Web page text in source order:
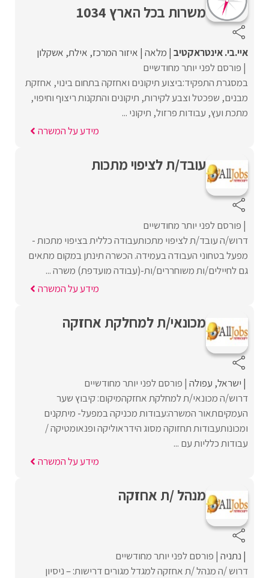
משרות בכל הארץ 1034
איי.בי. אינטראקטיב מלאה איזור המרכז אילת אשקלון
פורסם לפני יותר מחודשיים
במסגרת התפקיד:ביצוע תיקונים ואחזקה בתחום בינוי, אחזקת
מבנים, שפכטל וצבע לקירות, תיקונים והתקנות ריצוף וחיפוי,
מתכת ועץ, עבודות פרזול, תיקוני ...
מידע על המשרה
עובד/ת לציפוי מתכות
פורסם לפני יותר מחודשיים
דרוש/ה עובד/ת לציפוי מתכותעבודה כללית בציפוי מתכות -
מפעל בטחוני העבודה בעמידה. הכשרה תינתן במקום מתאים
גם לחיילים/ות משוחררים/ות-(עבודה מועדפת) משרה ...
מידע על המשרה
מכונאי/ת למחלקת אחזקה
ישראל עפולה פורסם לפני יותר מחודשיים
דרוש/ה מכונאי/ת למחלקת אחזקהמיקום: קיבוץ שער
העמקיםתאור המשרה:עבודות מכניקה במפעל- מיתקנים
ומכונותעבודות תחזוקה מסוג הידראוליקה ופנאומטיקה /
עבודות כלליות עם ...
מידע על המשרה
מנהל /ת אחזקה
נתניה פורסם לפני יותר מחודשיים
דרוש /ה מנהל /ת אחזקה למגדל מגורים דרישות: – ניסיון